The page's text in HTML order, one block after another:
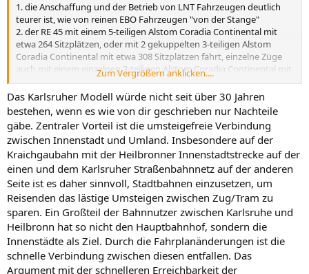
1. die Anschaffung und der Betrieb von LNT Fahrzeugen deutlich
teurer ist, wie von reinen EBO Fahrzeugen "von der Stange"
2. der RE 45 mit einem 5-teiligen Alstom Coradia Continental mit
etwa 264 Sitzplätzen, oder mit 2 gekuppelten 3-teiligen Alstom
Coradia Continental mit etwa 308 Sitzplätzen fährt, einzelne Züge
auch mit einem einzelnen 3-teiligen Alstom Coradia Continental mit
etwa 154 Sitzplätzen fährt. Im 3-teiligen Alstom Coradia Continental
ist ein Rollstuhlgerechtes WC verbaut, im 5-teiligen Alstom Coradia
Continental ist ein Rollstuhlgerechtes WC und ein "Standard WC"
verbaut.
Ein einzelner ET 2010 bietet maximal 93 Sitzplätze, ein
Mittelflurwagen maximal 100 Sitzplätze, mit WC etwa 8 Sitzplätze
weniger, es sind auf der S4 maximal 3-fach Traktionen möglich, was
aber auf Grund der Fahrzeuganzahl realistisch betrachtet nur auf
wenigen ausgewählten Verbindungen angeboten wird, Standard ist
Doppeltraktion, da wären maximal 200 Sitzplätze ohne WC möglich.
Damit hat schon ein 5-teiliger Alstom Coradia Continental eine
deutlich höhere Sitzplatzkapazität trotz 2 WC.
Es gibt ja auch Gründe, warum mit Inbetriebnahme des Tunnel
Rastatt, voraussichtlich Ende 2026, die S8 nur noch bis Forbach
Zum Vergrößern anklicken....
Das Karlsruher Modell würde nicht seit über 30 Jahren
bestehen, wenn es wie von dir geschrieben nur Nachteile
gäbe. Zentraler Vorteil ist die umsteigefreie Verbindung
zwischen Innenstadt und Umland. Insbesondere auf der
Kraichgaubahn mit der Heilbronner Innenstadtstrecke auf der
einen und dem Karlsruher Straßenbahnnetz auf der anderen
Seite ist es daher sinnvoll, Stadtbahnen einzusetzen, um
Reisenden das lästige Umsteigen zwischen Zug/Tram zu
sparen. Ein Großteil der Bahnnutzer zwischen Karlsruhe und
Heilbronn hat so nicht den Hauptbahnhof, sondern die
Innenstädte als Ziel. Durch die Fahrplanänderungen ist die
schnelle Verbindung zwischen diesen entfallen. Das
Argument mit der schnelleren Erreichbarkeit der